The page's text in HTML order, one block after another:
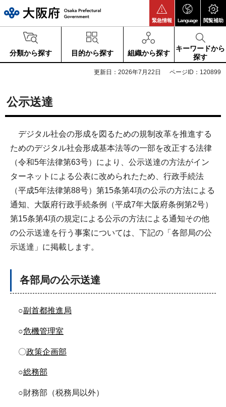
緊急情報 Language 閲覧補助
分類から探す 目的から探す 組織から探す
キーワードから
探す
更新日：2026年7月22日 ページID：120899
公示送達
デジタル社会の形成を図るための規制改革を推進する
ためのデジタル社会形成基本法等の一部を改正する法律
（令和5年法律第63号）により、公示送達の方法がイン
ターネットによる公表に改められたため、行政手続法
（平成5年法律第88号）第15条第4項の公示の方法による
通知、大阪府行政手続条例（平成7年大阪府条例第2号）
第15条第4項の規定による公示の方法による通知その他
の公示送達を行う事案については、下記の「各部局の公
示送達」に掲載します。
各部局の公示送達
○副首都推進局
○危機管理室
〇政策企画部
○総務部
○財務部（税務局以外）